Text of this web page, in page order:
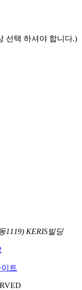
선택 하셔야 합니다.)
1119) KERIS빌딩